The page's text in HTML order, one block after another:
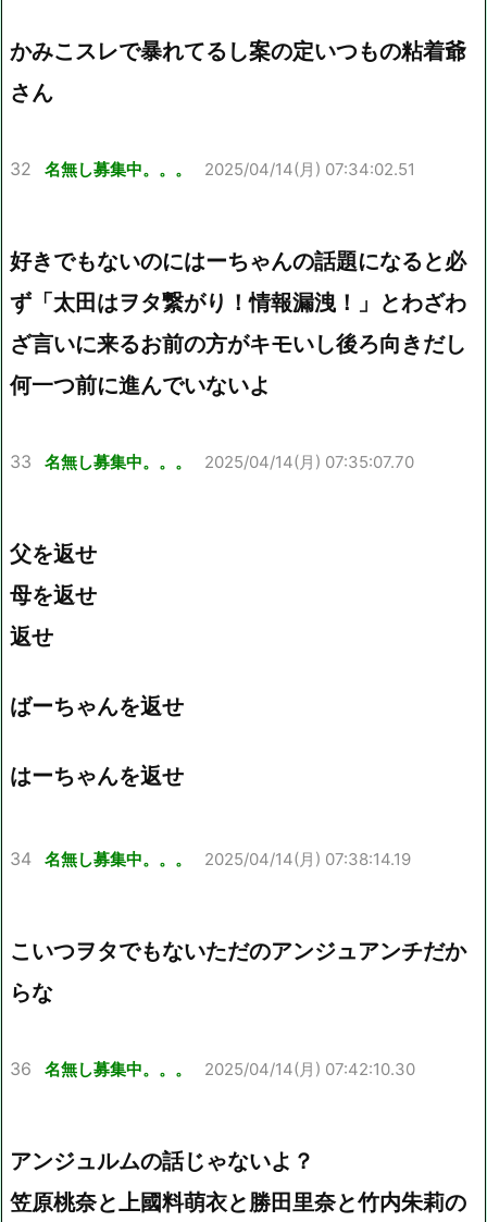
かみこスレで暴れてるし案の定いつもの粘着爺
さん
32 名無し募集中。。。 2025/04/14(月) 07:34:02.51
好きでもないのにはーちゃんの話題になると必
ず「太田はヲタ繋がり！情報漏洩！」とわざわ
ざ言いに来るお前の方がキモいし後ろ向きだし
何一つ前に進んでいないよ
33 名無し募集中。。。 2025/04/14(月) 07:35:07.70
父を返せ
母を返せ
返せ
ばーちゃんを返せ
はーちゃんを返せ
34 名無し募集中。。。 2025/04/14(月) 07:38:14.19
こいつヲタでもないただのアンジュアンチだか
らな
36 名無し募集中。。。 2025/04/14(月) 07:42:10.30
アンジュルムの話じゃないよ？
笠原桃奈と上國料萌衣と勝田里奈と竹内朱莉の